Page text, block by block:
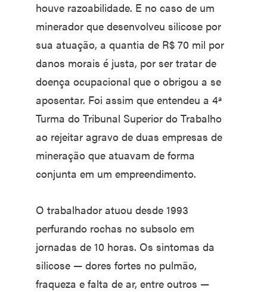
houve razoabilidade. E no caso de um
minerador que desenvolveu silicose por
sua atuação, a quantia de R$ 70 mil por
danos morais é justa, por ser tratar de
doença ocupacional que o obrigou a se
aposentar. Foi assim que entendeu a 4ª
Turma do Tribunal Superior do Trabalho
ao rejeitar agravo de duas empresas de
mineração que atuavam de forma
conjunta em um empreendimento.
O trabalhador atuou desde 1993
perfurando rochas no subsolo em
jornadas de 10 horas. Os sintomas da
silicose — dores fortes no pulmão,
fraqueza e falta de ar, entre outros —